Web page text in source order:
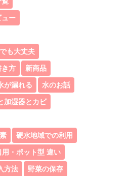
ュー
も大丈夫
き方 新商品
が漏れる 水のお話
加湿器とカビ
硬水地域での利用
用・ポット型 違い
方法 野菜の保存